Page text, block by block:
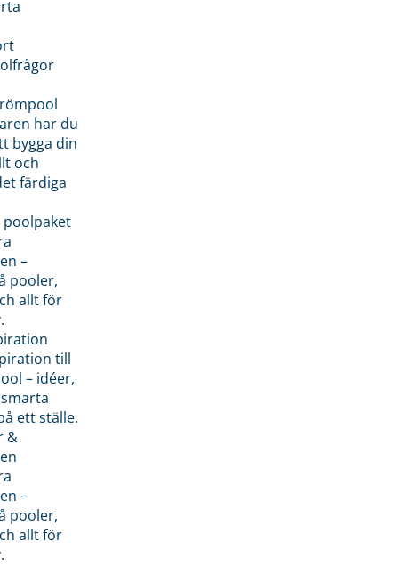
har du
bygga din
och
färdiga
–
pooler,
allt för
till
– idéer,
ett ställe.
&
–
pooler,
allt för